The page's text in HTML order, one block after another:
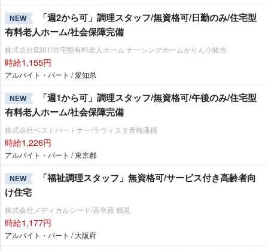
NEW
「週2から可」調理スタッフ/無資格可/日勤のみ/住宅型
有料老人ホーム/社会保障完備
株式会社S301/住宅型有料老人ホーム ナーシングホームかりん小牧市
時給1,155円
アルバイト・パート / 愛知県
NEW
「週1から可」調理スタッフ/無資格可/午後のみ/住宅型
有料老人ホーム/社会保障完備
株式会社ベストパートナー/ラヴィスタ青梅藤橋
時給1,226円
アルバイト・パート / 東京都
NEW
「福祉調理スタッフ」無資格可/サービス付き高齢者向
け住宅
株式会社メディカルシード/善幸苑 鶴見
時給1,177円
アルバイト・パート / 大阪府